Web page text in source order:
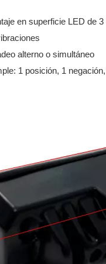
en superficie LED de 3
alterno o simultáneo
1 posición, 1